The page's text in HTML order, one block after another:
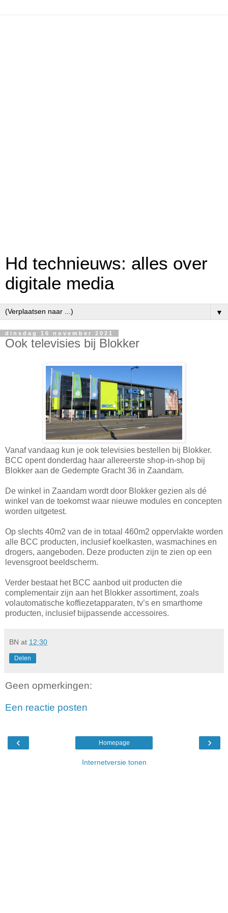
Hd technieuws: alles over
digitale media
▼
dinsdag 16 november 2021
Ook televisies bij Blokker
Vanaf vandaag kun je ook televisies bestellen bij Blokker.
BCC opent donderdag haar allereerste shop-in-shop bij
Blokker aan de Gedempte Gracht 36 in Zaandam.
De winkel in Zaandam wordt door Blokker gezien als dé
winkel van de toekomst waar nieuwe modules en concepten
worden uitgetest.
Op slechts 40m2 van de in totaal 460m2 oppervlakte worden
alle BCC producten, inclusief koelkasten, wasmachines en
drogers, aangeboden. Deze producten zijn te zien op een
levensgroot beeldscherm.
Verder bestaat het BCC aanbod uit producten die
complementair zijn aan het Blokker assortiment, zoals
volautomatische koffiezetapparaten, tv’s en smarthome
producten, inclusief bijpassende accessoires.
BN at 12:30
Delen
Geen opmerkingen:
Een reactie posten
‹ ›
Homepage
Internetversie tonen